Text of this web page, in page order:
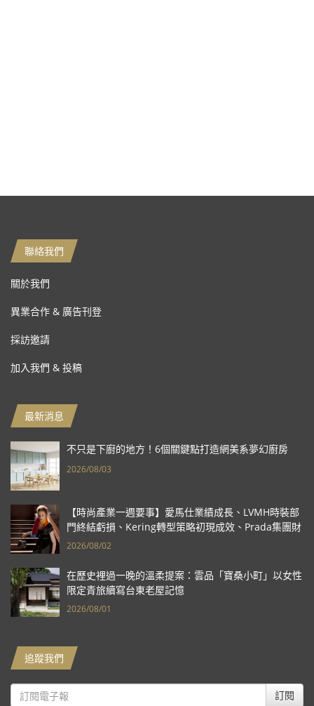
聯絡我們
關於我們
異業合作 & 廣告刊登
採訪邀請
加入我們 & 投稿
最新消息
不只是下廚的地方！6個關鍵點打造網美系夢幻廚房
2026/08/03
【時尚產業一週要事】愛馬仕業績成長、LVMH時裝部
門終結虧損、Kering轉型策略初現成效、Prada集團財
報亮眼
2026/08/02
在歷史裡過一晚的溫柔提案：雲品「寶桑小町」以女性
限定青旅續寫台東老屋記憶
2026/08/01
追蹤我們
訂閱